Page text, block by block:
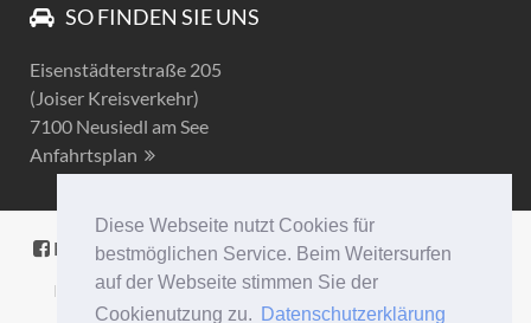
Diese Webseite nutzt Cookies für
bestmöglichen Service. Beim Weitersurfen
auf der Webseite stimmen Sie der
Cookienutzung zu. Datenschutzerklärung
SO FINDEN SIE UNS
Eisenstädterstraße 205
(Joiser Kreisverkehr)
7100 Neusiedl am See
Anfahrtsplan
Facebook Startseite Anfragen
Zimmerbuchung
Newsletter
Impressum Datenschutz